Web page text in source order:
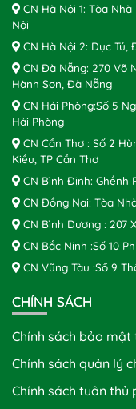
CN Hà Nội 1: Tòa
Nội
CN Hà Nội 2: Dục Tú,
CN Đà Nẵng: 270 Võ
Hành Sơn, Đà Nẵng
CN Hải Phòng:Số 5
Hải Phòng
CN Cần Thơ : Số 2
Kiều, TP Cần Thơ
CN Bình Định: Ghềnh
CN Đồng Nai: Tòa
CN Bình Dương : 207
CN Bắc Ninh :Số 10
CN Vũng Tàu :Số 9
CHÍNH SÁCH
Chính sách bảo
Chính sách quản lý
Chính sách tuân thủ